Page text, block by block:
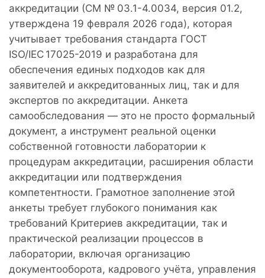
аккредитации (СМ № 03.1-4.0034, версия 01.2,
утверждена 19 февраля 2026 года), которая
учитывает требования стандарта ГОСТ
ISO/IEC 17025-2019 и разработана для
обеспечения единых подходов как для
заявителей и аккредитованных лиц, так и для
экспертов по аккредитации. Анкета
самообследования — это не просто формальный
документ, а инструмент реальной оценки
собственной готовности лаборатории к
процедурам аккредитации, расширения области
аккредитации или подтверждения
компетентности. Грамотное заполнение этой
анкеты требует глубокого понимания как
требований Критериев аккредитации, так и
практической реализации процессов в
лаборатории, включая организацию
документооборота, кадрового учёта, управления